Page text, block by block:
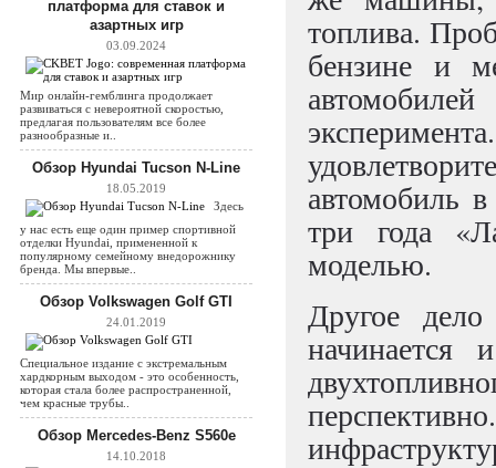
платформа для ставок и
азартных игр
03.09.2024
Мир онлайн-гемблинга продолжает
развиваться с невероятной скоростью,
предлагая пользователям все более
разнообразные и..
Обзор Hyundai Tucson N-Line
18.05.2019
Здесь
у нас есть еще один пример спортивной
отделки Hyundai, примененной к
популярному семейному внедорожнику
бренда. Мы впервые..
Обзор Volkswagen Golf GTI
24.01.2019
Специальное издание с экстремальным
хардкорным выходом - это особенность,
которая стала более распространенной,
чем красные трубы..
Обзор Mercedes-Benz S560e
14.10.2018
топлива.
бензине и
автомобиль
три года
моделью.
Другое
начинается